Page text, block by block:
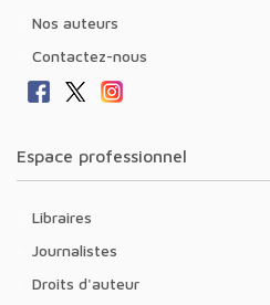
Nos auteurs
Contactez-nous
Espace professionnel
Libraires
Journalistes
Droits d'auteur